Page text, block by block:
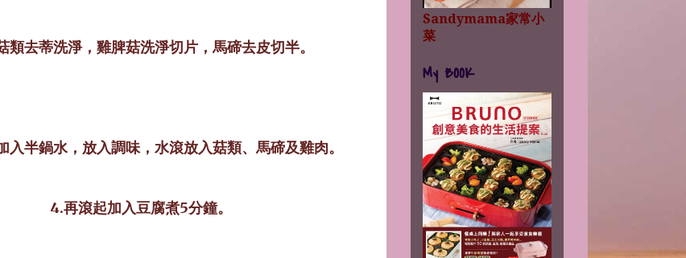
類去蒂洗淨，雞脾菇洗淨切片，馬碲去皮切半。
入半鍋水，放入調味，水滾放入菇類、馬碲及雞肉。
4.再滾起加入豆腐煮5分鐘。
Sandymama家常小
菜
My BOOK